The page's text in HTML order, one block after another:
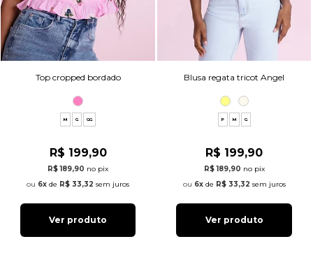
Top cropped bordado
M G GG
R$ 199,90
R$ 189,90 no pix
6x de R$ 33,32 sem juros
Ver produto
Blusa regata tricot Angel
P M G
R$ 199,90
R$ 189,90 no pix
6xde R$ 33,32 sem juros
Ver produto